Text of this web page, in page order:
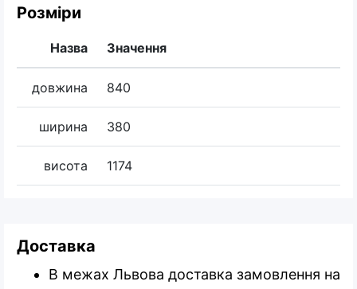
Розміри
Назва Значення
довжина 840
ширина 380
висота 1174
Доставка
В межах Львова доставка замовлення на